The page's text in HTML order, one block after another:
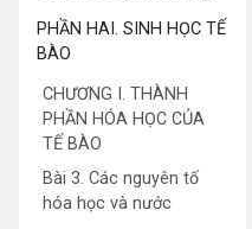
PHẦN HAI. SINH HỌC TẾ
BÀO
CHƯƠNG I. THÀNH
PHẦN HÓA HỌC CỦA
TẾ BÀO
Bài 3. Các nguyên tố
hóa học và nước